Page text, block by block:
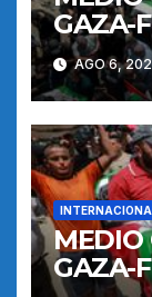
GAZA-
AGO 6,
MEDIO
GAZA-